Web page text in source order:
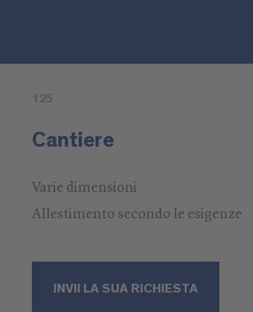
125
Cantiere
Varie dimensioni
Allestimento secondo le esigenze
INVII LA SUA RICHIESTA